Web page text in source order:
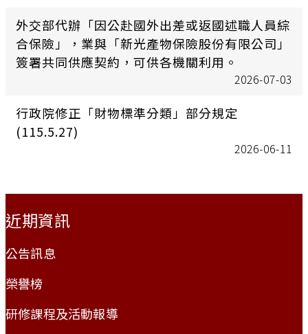
外交部代辦「因公赴國外出差或返國述職人員綜
合保險」，業與「新光產物保險股份有限公司」
簽署共同供應契約，可供各機關利用。
2026-07-03
行政院修正「財物標準分類」部分規定
(115.5.27)
2026-06-11
近期資訊
公告訊息
榮譽榜
研修課程及活動報導